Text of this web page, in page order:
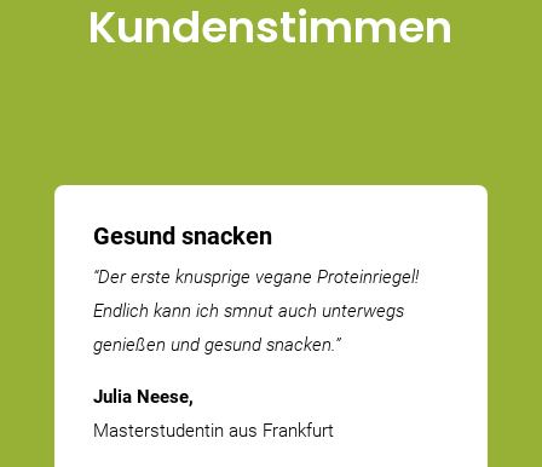
Kunden­stimmen
Gesund snacken
“Der erste knusprige vegane Prote­in­riegel!
Endlich kann ich smnut auch unterwegs
genießen und gesund snacken.”
Julia Neese,
Master­stu­dentin aus Frankfurt